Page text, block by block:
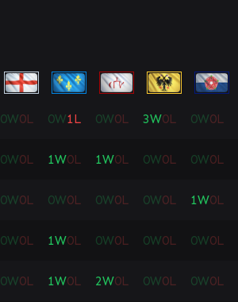
0W0L 0W1L 0W0L 3W0L 0W0L
0W0L 1W0L 1W0L 0W0L 0W0L
0W0L 0W0L 0W0L 0W0L 1W0L
0W0L 1W0L 0W0L 0W0L 0W0L
0W0L 1W0L 2W0L 0W0L 0W0L